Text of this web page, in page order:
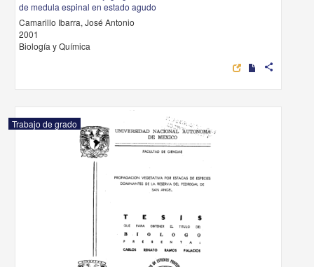
de medula espinal en estado agudo
Camarillo Ibarra, José Antonio
2001
Biología y Química
share
Trabajo de grado